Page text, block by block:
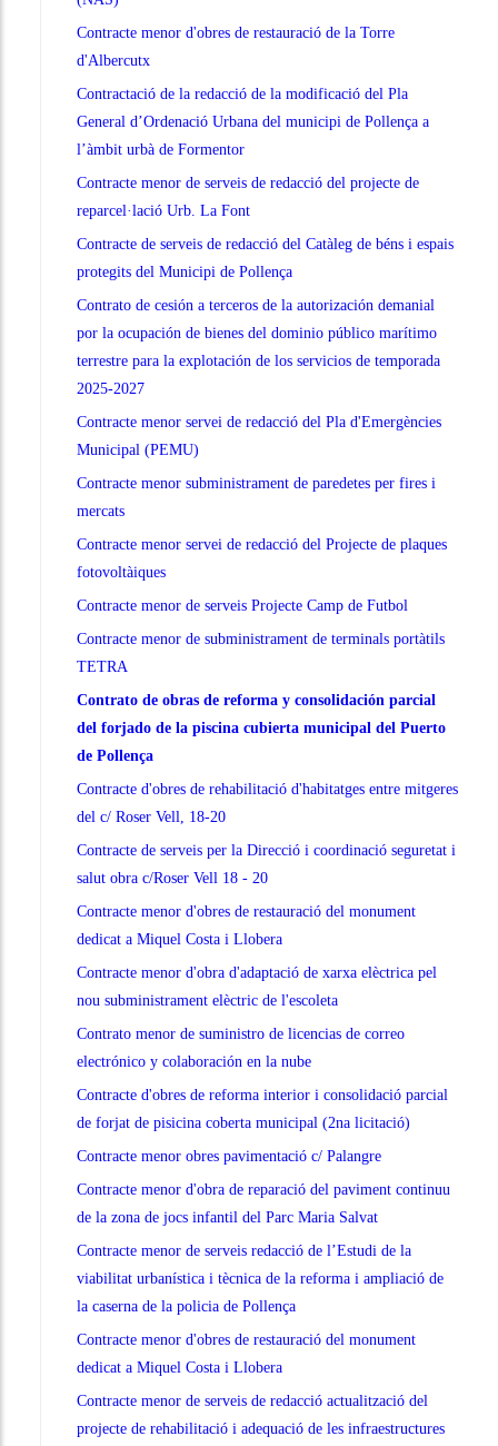
Contracte menor d'obres de restauració de la Torre
d'Albercutx
Contractació de la redacció de la modificació del Pla
General d’Ordenació Urbana del municipi de Pollença a
l’àmbit urbà de Formentor
Contracte menor de serveis de redacció del projecte de
reparcel·lació Urb. La Font
Contracte de serveis de redacció del Catàleg de béns i espais
protegits del Municipi de Pollença
Contrato de cesión a terceros de la autorización demanial
por la ocupación de bienes del dominio público marítimo
terrestre para la explotación de los servicios de temporada
2025-2027
Contracte menor servei de redacció del Pla d'Emergències
Municipal (PEMU)
Contracte menor subministrament de paredetes per fires i
mercats
Contracte menor servei de redacció del Projecte de plaques
fotovoltàiques
Contracte menor de serveis Projecte Camp de Futbol
Contracte menor de subministrament de terminals portàtils
TETRA
Contrato de obras de reforma y consolidación parcial
del forjado de la piscina cubierta municipal del Puerto
de Pollença
Contracte d'obres de rehabilitació d'habitatges entre mitgeres
del c/ Roser Vell, 18-20
Contracte de serveis per la Direcció i coordinació seguretat i
salut obra c/Roser Vell 18 - 20
Contracte menor d'obres de restauració del monument
dedicat a Miquel Costa i Llobera
Contracte menor d'obra d'adaptació de xarxa elèctrica pel
nou subministrament elèctric de l'escoleta
Contrato menor de suministro de licencias de correo
electrónico y colaboración en la nube
Contracte d'obres de reforma interior i consolidació parcial
de forjat de pisicina coberta municipal (2na licitació)
Contracte menor obres pavimentació c/ Palangre
Contracte menor d'obra de reparació del paviment continuu
de la zona de jocs infantil del Parc Maria Salvat
Contracte menor de serveis redacció de l’Estudi de la
viabilitat urbanística i tècnica de la reforma i ampliació de
la caserna de la policia de Pollença
Contracte menor d'obres de restauració del monument
dedicat a Miquel Costa i Llobera
Contracte menor de serveis de redacció actualització del
projecte de rehabilitació i adequació de les infraestructures